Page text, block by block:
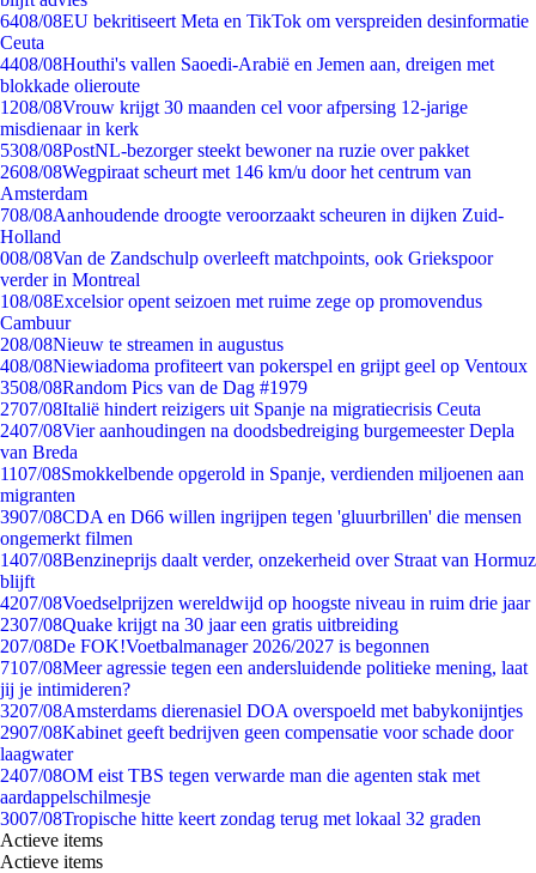
6408/08EU bekritiseert Meta en TikTok om verspreiden desinformatie
Ceuta
4408/08Houthi's vallen Saoedi-Arabië en Jemen aan, dreigen met
blokkade olieroute
1208/08Vrouw krijgt 30 maanden cel voor afpersing 12-jarige
misdienaar in kerk
5308/08PostNL-bezorger steekt bewoner na ruzie over pakket
2608/08Wegpiraat scheurt met 146 km/u door het centrum van
Amsterdam
708/08Aanhoudende droogte veroorzaakt scheuren in dijken Zuid-
Holland
008/08Van de Zandschulp overleeft matchpoints, ook Griekspoor
verder in Montreal
108/08Excelsior opent seizoen met ruime zege op promovendus
Cambuur
208/08Nieuw te streamen in augustus
408/08Niewiadoma profiteert van pokerspel en grijpt geel op Ventoux
3508/08Random Pics van de Dag #1979
2707/08Italië hindert reizigers uit Spanje na migratiecrisis Ceuta
2407/08Vier aanhoudingen na doodsbedreiging burgemeester Depla
van Breda
1107/08Smokkelbende opgerold in Spanje, verdienden miljoenen aan
migranten
3907/08CDA en D66 willen ingrijpen tegen 'gluurbrillen' die mensen
ongemerkt filmen
1407/08Benzineprijs daalt verder, onzekerheid over Straat van Hormuz
blijft
4207/08Voedselprijzen wereldwijd op hoogste niveau in ruim drie jaar
2307/08Quake krijgt na 30 jaar een gratis uitbreiding
207/08De FOK!Voetbalmanager 2026/2027 is begonnen
7107/08Meer agressie tegen een andersluidende politieke mening, laat
jij je intimideren?
3207/08Amsterdams dierenasiel DOA overspoeld met babykonijntjes
2907/08Kabinet geeft bedrijven geen compensatie voor schade door
laagwater
2407/08OM eist TBS tegen verwarde man die agenten stak met
aardappelschilmesje
3007/08Tropische hitte keert zondag terug met lokaal 32 graden
Actieve items
Actieve items